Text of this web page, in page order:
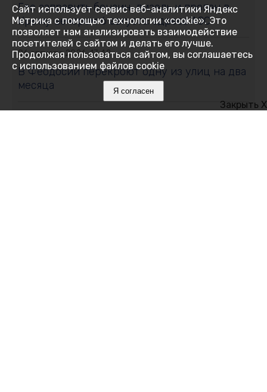
Где заправить бензин, дизель и пропан в
Крыму вечером 6 августа: адреса АЗС
06 августа 2026, 17:42
В Феодосии перекроют одну из улиц на два
месяца
Закрыть X
Сайт использует сервис веб-аналитики Яндекс
Метрика с помощью технологии «cookie». Это
позволяет нам анализировать взаимодействие
посетителей с сайтом и делать его лучше.
Продолжая пользоваться сайтом, вы соглашаетесь
с использованием файлов cookie
Я согласен